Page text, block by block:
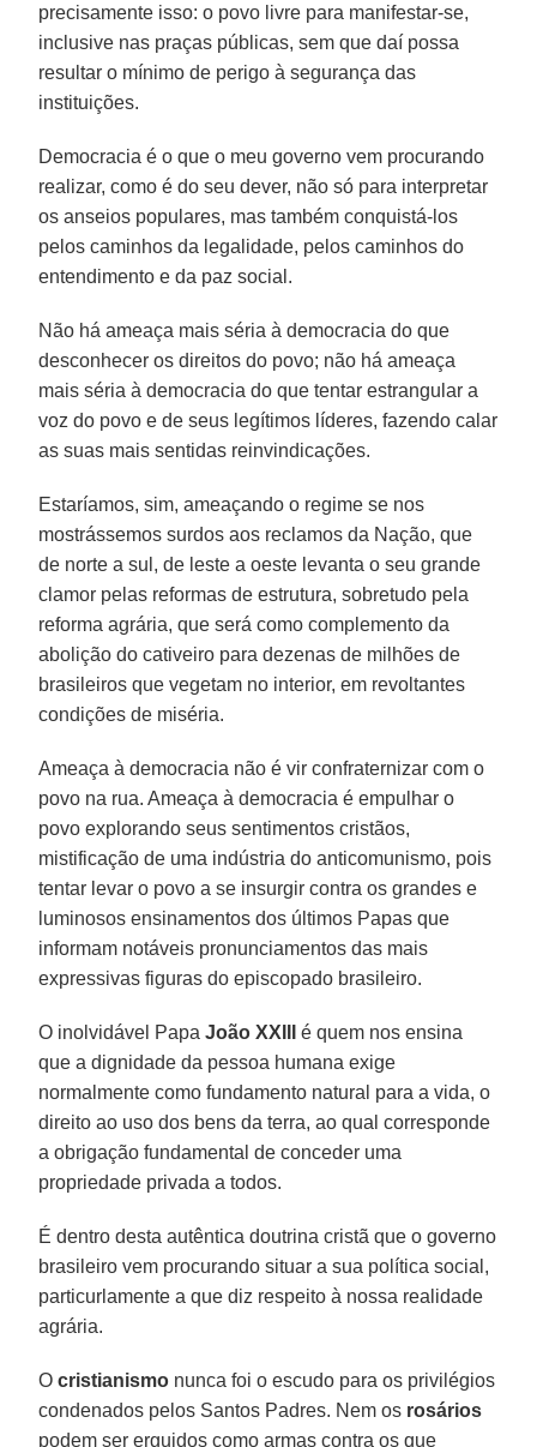
precisamente isso: o povo livre para manifestar-se,
inclusive nas praças públicas, sem que daí possa
resultar o mínimo de perigo à segurança das
instituições.
Democracia é o que o meu governo vem procurando
realizar, como é do seu dever, não só para interpretar
os anseios populares, mas também conquistá-los
pelos caminhos da legalidade, pelos caminhos do
entendimento e da paz social.
Não há ameaça mais séria à democracia do que
desconhecer os direitos do povo; não há ameaça
mais séria à democracia do que tentar estrangular a
voz do povo e de seus legítimos líderes, fazendo calar
as suas mais sentidas reinvindicações.
Estaríamos, sim, ameaçando o regime se nos
mostrássemos surdos aos reclamos da Nação, que
de norte a sul, de leste a oeste levanta o seu grande
clamor pelas reformas de estrutura, sobretudo pela
reforma agrária, que será como complemento da
abolição do cativeiro para dezenas de milhões de
brasileiros que vegetam no interior, em revoltantes
condições de miséria.
Ameaça à democracia não é vir confraternizar com o
povo na rua. Ameaça à democracia é empulhar o
povo explorando seus sentimentos cristãos,
mistificação de uma indústria do anticomunismo, pois
tentar levar o povo a se insurgir contra os grandes e
luminosos ensinamentos dos últimos Papas que
informam notáveis pronunciamentos das mais
expressivas figuras do episcopado brasileiro.
O inolvidável PapaJoão XXIII
é quem nos ensina
que a dignidade da pessoa humana exige
normalmente como fundamento natural para a vida, o
direito ao uso dos bens da terra, ao qual corresponde
a obrigação fundamental de conceder uma
propriedade privada a todos.
É dentro desta autêntica doutrina cristã que o governo
brasileiro vem procurando situar a sua política social,
particurlamente a que diz respeito à nossa realidade
agrária.
Ocristianismo nunca foi o escudo para os privilégios
condenados pelos Santos Padres. Nem os rosários
podem ser erguidos como armas contra os que